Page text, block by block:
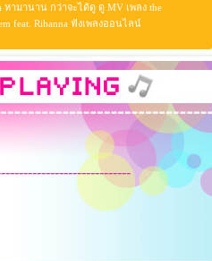
หามานาน กว่าจะได้ดู ดู MV เพลง the
feat. Rihanna ฟังเพลงออนไลน์